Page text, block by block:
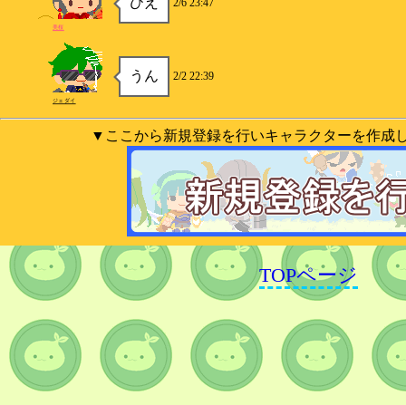
2/6 23:47
美桜
うん 2/2 22:39
ジェダイ
▼ここから新規登録を行いキャラクターを作成
TOPページ